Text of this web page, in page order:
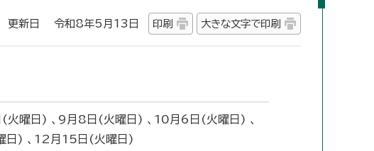
更新日 令和8年5月13日 印刷 大きな文字で印刷
曜日) 、9月8日(火曜日) 、10月6日(火曜日) 、
日) 、12月15日(火曜日)